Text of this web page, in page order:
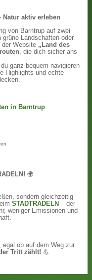
Natur aktiv erleben
von Barntrup auf zwei
grüne Landschaften oder
Website „Land des
, die dich sicher ans
ganz bequem navigieren
Highlights und echte
in Barntrup
🌍
sondern gleichzeitig
STADTRADELN – der
weniger Emissionen und
ob auf dem Weg zur
Tritt zählt! 💪